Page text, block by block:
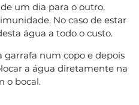
um dia para o outro,
No caso de estar
água a todo o custo.
garrafa num copo e depois
a água diretamente na
o bocal.